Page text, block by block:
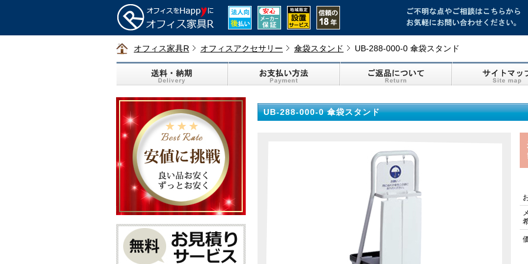
オフィス家具R オフィスアクセサリー 傘袋スタンド UB-288-000-0 傘袋スタンド
UB-288-000-0 傘袋スタンド